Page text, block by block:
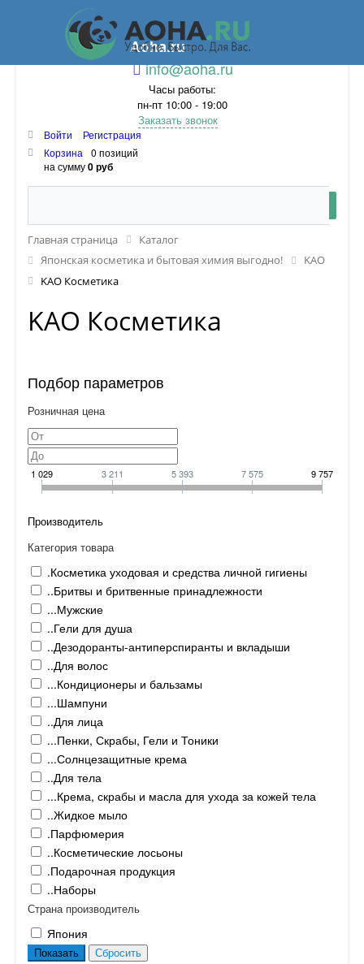
Aoha.ru
info@aoha.ru
Часы работы:
пн-пт 10:00 - 19:00
Заказать звонок
Войти
Регистрация
Корзина
0 позиций
на сумму0 руб
Главная страница
Каталог
Японская косметика и бытовая химия выгодно!
KAO
KAO Косметика
KAO Косметика
Подбор параметров
Розничная цена
1 029 3 211 5 393 7 575 9 757
Производитель
Категория товара
.Косметика уходовая и средства личной гигиены
..Бритвы и бритвенные принадлежности
...Мужские
..Гели для душа
..Дезодоранты-антиперспиранты и вкладыши
..Для волос
...Кондиционеры и бальзамы
...Шампуни
..Для лица
...Пенки, Скрабы, Гели и Тоники
...Солнцезащитные крема
..Для тела
...Крема, скрабы и масла для ухода за кожей тела
..Жидкое мыло
.Парфюмерия
..Косметические лосьоны
.Подарочная продукция
..Наборы
Страна производитель
Япония